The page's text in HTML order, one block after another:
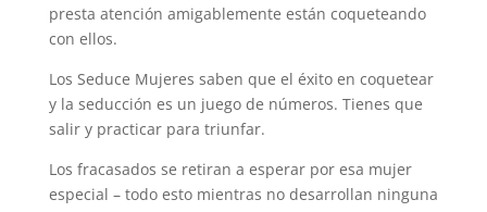
presta atención amigablemente están coqueteando
con ellos.
Los Seduce Mujeres saben que el éxito en coquetear
y la seducción es un juego de números. Tienes que
salir y practicar para triunfar.
Los fracasados se retiran a esperar por esa mujer
especial – todo esto mientras no desarrollan ninguna